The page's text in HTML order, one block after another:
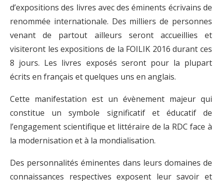
d’expositions des livres avec des éminents écrivains de
renommée internationale. Des milliers de personnes
venant de partout ailleurs seront accueillies et
visiteront les expositions de la FOILIK 2016 durant ces
8 jours. Les livres exposés seront pour la plupart
écrits en français et quelques uns en anglais.
Cette manifestation est un évènement majeur qui
constitue un symbole significatif et éducatif de
l’engagement scientifique et littéraire de la RDC face à
la modernisation et à la mondialisation.
Des personnalités éminentes dans leurs domaines de
connaissances respectives exposent leur savoir et